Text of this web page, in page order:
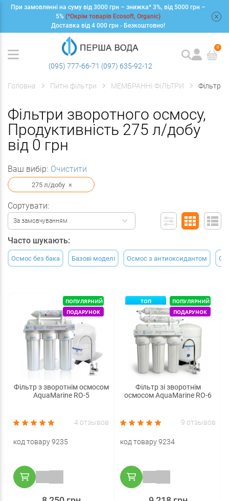
При замовленні на суму від 3000 грн – знижка* 3%, від 5000 грн –
5% (*Окрім товарів Ecosoft, Organic)
Доставка від 4 000 грн - Безкоштовно!
(095) 777-66-71 (097) 635-92-12
0
Головна Питні фільтри МЕМБРАННІ ФІЛЬТРИ Фільтри
Фільтри зворотного осмосу,
Продуктивність 275 л/добу
від 0 грн
Ваш вибір: Очистити
275 л/добу ×
Сортувати:
За замовчуванням
Часто шукають:
Осмос без бака Базові моделі Осмос з антиоксидантом
ПОПУЛЯРНИЙ
ПОДАРУНОК
Фільтр з зворотнім осмосом
AquaMarine RO-5
4 отзывов
код товару 9235
ТОП
ПОПУЛЯРНИЙ
ПОДАРУНОК
Фільтр зі зворотнім
осмосом AquaMarine RO-6
9 отзывов
код товару 9234